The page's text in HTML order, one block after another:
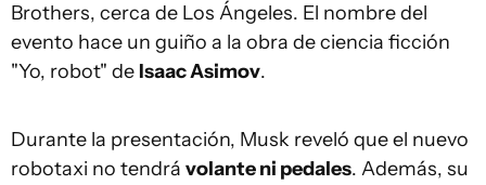
Brothers, cerca de Los Ángeles. El nombre del
evento hace un guiño a la obra de ciencia ficción
"Yo, robot" de Isaac Asimov.
Durante la presentación, Musk reveló que el nuevo
robotaxi no tendrá volante ni pedales. Además, su